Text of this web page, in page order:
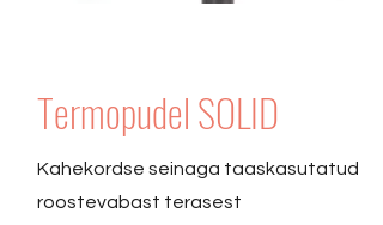
Termopudel SOLID
Kahekordse seinaga taaskasutatud
roostevabast terasest